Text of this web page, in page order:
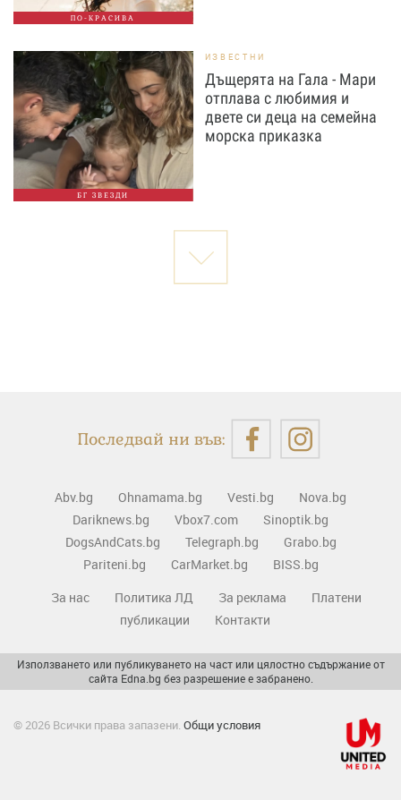
ПО-КРАСИВА
БГ ЗВЕЗДИ
ИЗВЕСТНИ
Дъщерята на Гала - Мари
отплава с любимия и
двете си деца на семейна
морска приказка
Последвай ни във:
Abv.bg Ohnamama.bg Vesti.bg
Nova.bg
Dariknews.bg
Vbox7.com
Sinoptik.bg
DogsAndCats.bg
Telegraph.bg
Grabo.bg
Pariteni.bg
CarMarket.bg
BISS.bg
За нас
Политика ЛД За реклама
Платени
публикации
Контакти
Използването или публикуването на част или цялостно съдържание от
сайта Edna.bg без разрешение е забранено.
© 2026 Всички права запазени. Общи условия